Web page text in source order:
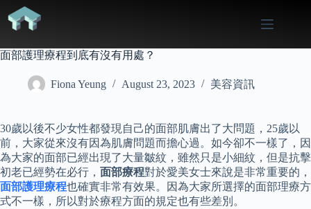
content
面部護理療程到底有沒有用處？
Fiona Yeung August 23, 2023 美容資訊
30歲以後不少女性都發現自己的面部肌膚出了大問題，25歲以
前，大家從來沒有因為肌膚問題而擔心過。如今卻不一樣了，因
為大家的面部已經出現了大量皺紋，雖然只是小細紋，但是抗擊
初老已經勢在必行， 面部療程對於愛美女士來說是非常重要的，
面部護理療程也確實非常有效果。因為大家所選擇的面部理療方
式不一樣，所以對於療程方面的規定也有些差別。